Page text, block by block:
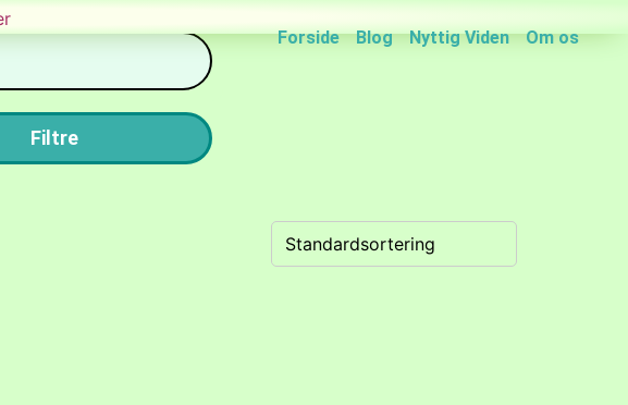
Forside Blog Nyttig Viden Om os
Filtre